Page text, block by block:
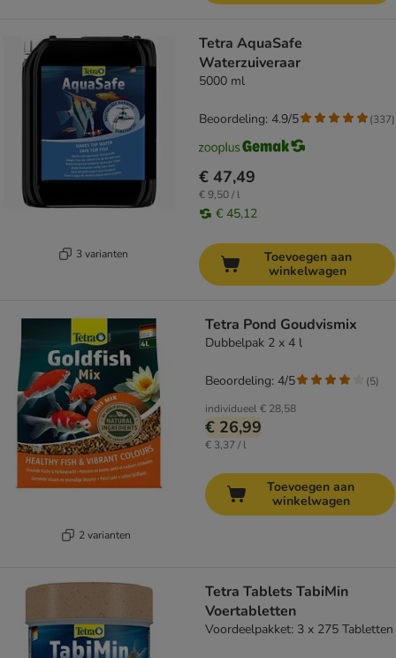
3 varianten
Tetra AquaSafe
Waterzuiveraar
5000 ml
€ 47,49
€ 9,50 / l
€ 45,12
Beoordeling: 4.9/5 (337)
Toevoegen aan
winkelwagen
2 varianten
Tetra Pond Goudvismix
Dubbelpak 2 x 4 l
individueel€ 28,58
€ 26,99
€ 3,37 / l
Beoordeling: 4/5 (5)
Toevoegen aan
winkelwagen
Tetra Tablets TabiMin
Voertabletten
Voordeelpakket: 3 x 275 Tabletten